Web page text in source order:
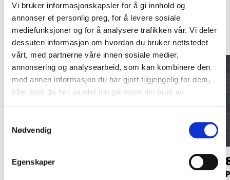
Vi bruker informasjonskapsler for å gi innhold og
annonser et personlig preg, for å levere sosiale
mediefunksjoner og for å analysere trafikken vår. Vi deler
dessuten informasjon om hvordan du bruker nettstedet
vårt, med partnerne våre innen sosiale medier,
annonsering og analysearbeid, som kan kombinere den
med annen informasjon du har gjort tilgjengelig for dem,
eller som de har samlet inn gjennom din bruk av
Nødvendig
Egenskaper
Andre kunder har også kjøpt
4990